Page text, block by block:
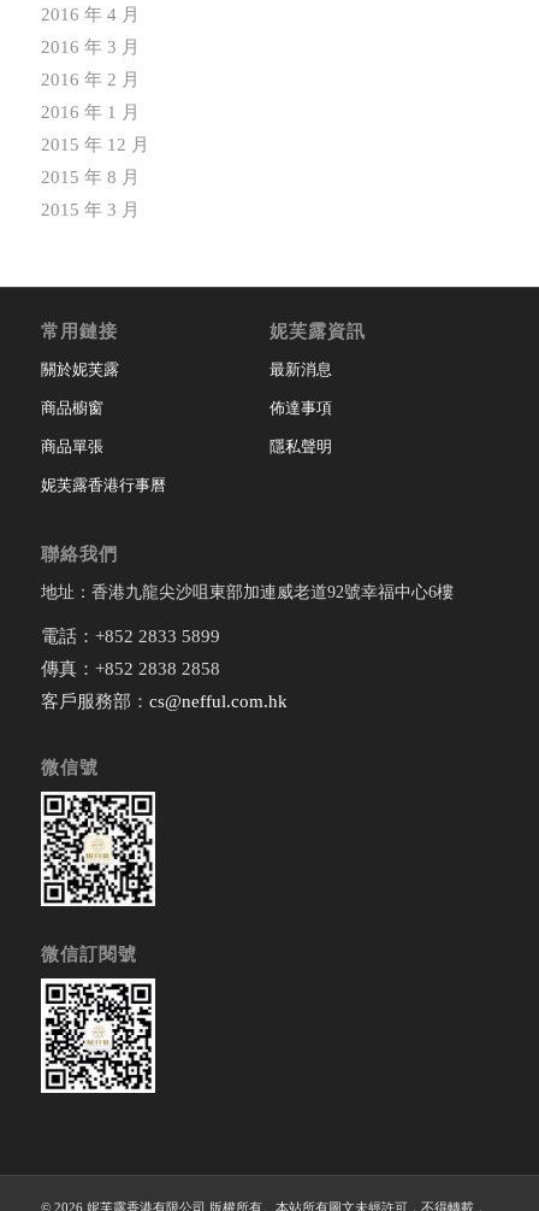
2016 年 4 月
2016 年 3 月
2016 年 2 月
2016 年 1 月
2015 年 12 月
2015 年 8 月
2015 年 3 月
常用鏈接
關於妮芙露
商品櫥窗
商品單張
妮芙露香港行事曆
妮芙露資訊
最新消息
佈達事項
隱私聲明
聯絡我們
地址：香港九龍尖沙咀東部加連威老道92號幸福中心6樓
電話：+852 2833 5899
傳真：+852 2838 2858
客戶服務部： cs@nefful.com.hk
微信號
微信訂閱號
© 2026 妮芙露香港有限公司 版權所有。本站所有圖文未經許可，不得轉載，